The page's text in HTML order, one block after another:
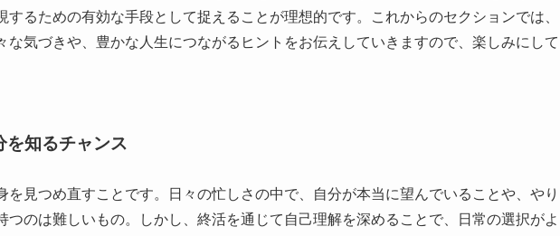
するための有効な手段として捉えることが理想的です。これからのセクションでは、
な気づきや、豊かな人生につながるヒントをお伝えしていきますので、楽しみにして
を知るチャンス
を見つめ直すことです。日々の忙しさの中で、自分が本当に望んでいることや、やり
つのは難しいもの。しかし、終活を通じて自己理解を深めることで、日常の選択がよ